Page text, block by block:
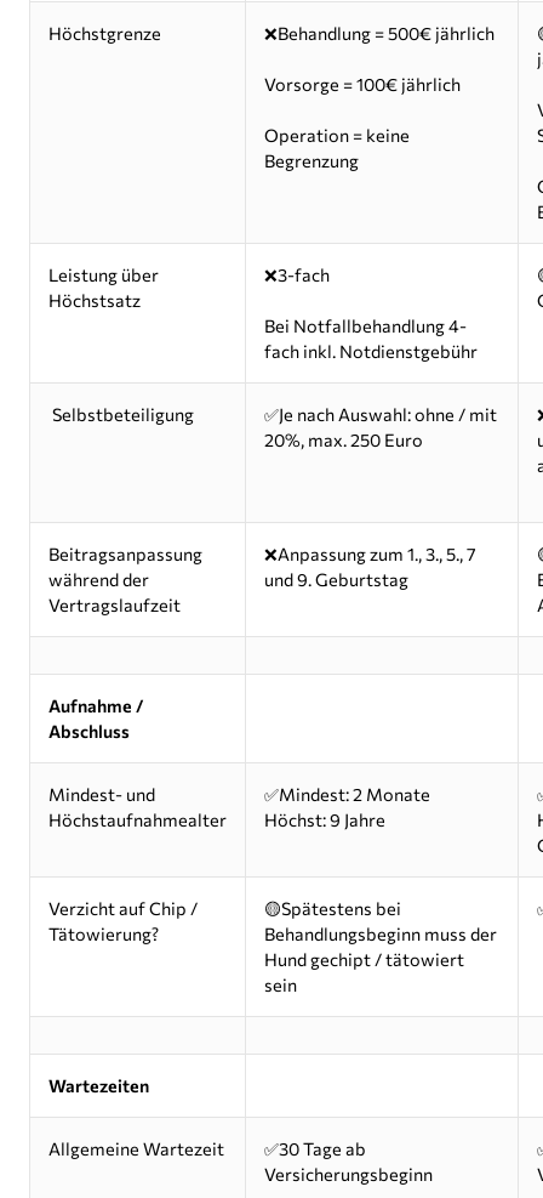
Höchstgrenze ❌Behandlung = 500€ jährlich
Vorsorge = 100€ jährlich
Operation = keine
Begrenzung
Leistung über
Höchstsatz
❌3-fach
Bei Notfallbehandlung 4-
fach inkl. Notdienstgebühr
Selbstbeteiligung
✅Je nach Auswahl: ohne / mit
20%, max. 250 Euro
Beitragsanpassung
während der
Vertragslaufzeit
❌Anpassung zum 1., 3., 5., 7
und 9. Geburtstag
Aufnahme /
Abschluss
Mindest- und
Höchstaufnahmealter
✅Mindest: 2 Monate
Höchst: 9 Jahre
Verzicht auf Chip /
Tätowierung?
🟡Spätestens bei
Behandlungsbeginn muss der
Hund gechipt / tätowiert
sein
Wartezeiten
Allgemeine Wartezeit
✅30 Tage ab
Versicherungsbeginn